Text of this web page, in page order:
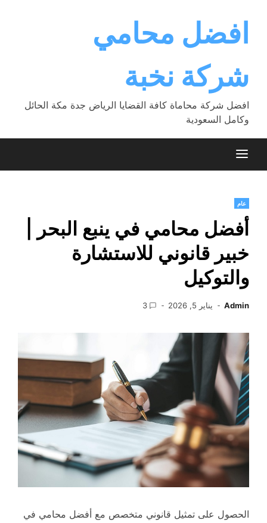
contentافضل محامي
شركة نخبة
افضل شركة محاماة كافة القضايا الرياض جدة مكة الحائل
وكامل السعودية
عام
أفضل محامي في ينبع البحر |
خبير قانوني للاستشارة
والتوكيل
Admin يناير 5, 2026 3
الحصول على تمثيل قانوني متخصص مع أفضل محامي في